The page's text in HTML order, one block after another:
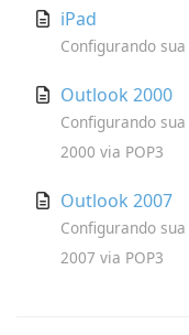
iPad
Configurando
Outlook 2000
Configurando
2000 via POP3
Outlook 2007
Configurando
2007 via POP3